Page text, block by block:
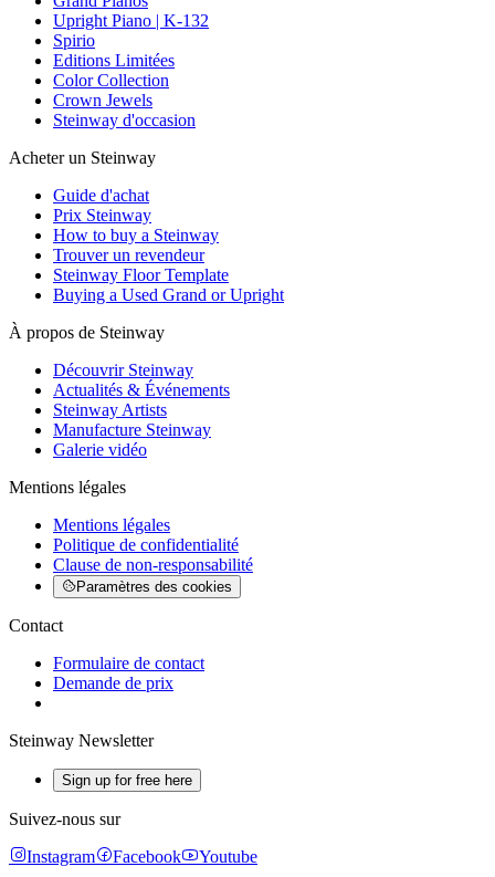
Upright Piano | K-132
Spirio
Editions Limitées
Color Collection
Crown Jewels
Steinway d'occasion
Acheter un Steinway
Guide d'achat
Prix Steinway
How to buy a Steinway
Trouver un revendeur
Steinway Floor Template
Buying a Used Grand or Upright
À propos de Steinway
Découvrir Steinway
Actualités & Événements
Steinway Artists
Manufacture Steinway
Galerie vidéo
Mentions légales
Mentions légales
Politique de confidentialité
Clause de non-responsabilité
Paramètres des cookies
Contact
Formulaire de contact
Demande de prix
Steinway Newsletter
Sign up for free here
Suivez-nous sur
Instagram
Facebook Youtube